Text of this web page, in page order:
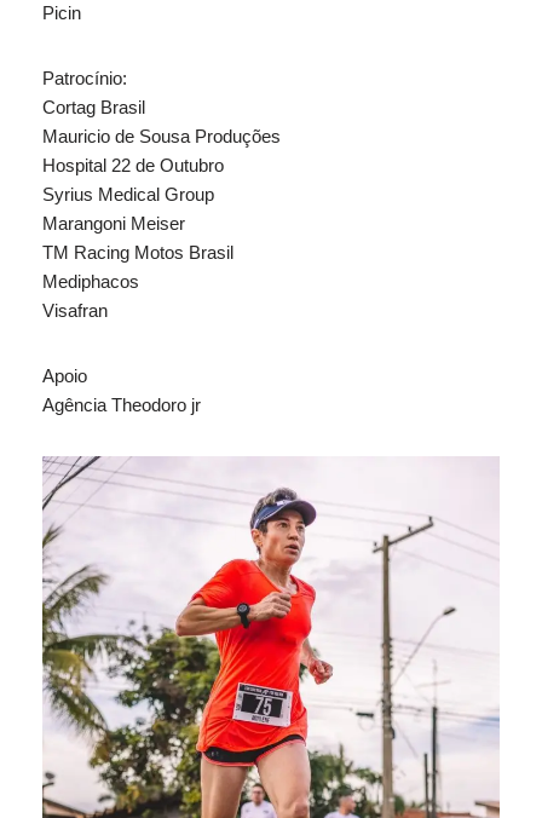
Picin
Patrocínio:
Cortag Brasil
Mauricio de Sousa Produções
Hospital 22 de Outubro
Syrius Medical Group
Marangoni Meiser
TM Racing Motos Brasil
Mediphacos
Visafran
Apoio
Agência Theodoro jr